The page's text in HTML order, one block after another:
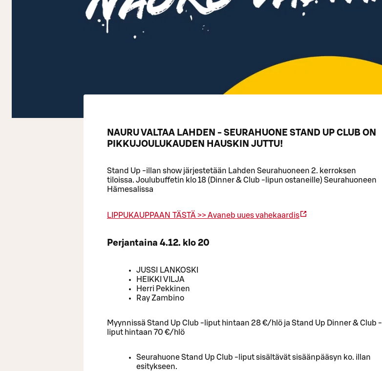
NAURU VALTAA LAHDEN - SEURAHUONE STAND UP CLUB ON
PIKKUJOULUKAUDEN HAUSKIN JUTTU!
Stand Up -illan show järjestetään Lahden Seurahuoneen 2. kerroksen
tiloissa. Joulubuffetin klo 18 (Dinner & Club -lipun ostaneille) Seurahuoneen
Hämesalissa
LIPPUKAUPPAAN TÄSTÄ >>Avaneb uues vahekaardis
Perjantaina 4.12. klo 20
JUSSI LANKOSKI
HEIKKI VILJA
Herri Pekkinen
Ray Zambino
Myynnissä Stand Up Club -liput hintaan 28 €/hlö ja Stand Up Dinner & Club -
liput hintaan 70 €/hlö
Seurahuone Stand Up Club -liput sisältävät sisäänpääsyn ko. illan
esitykseen.